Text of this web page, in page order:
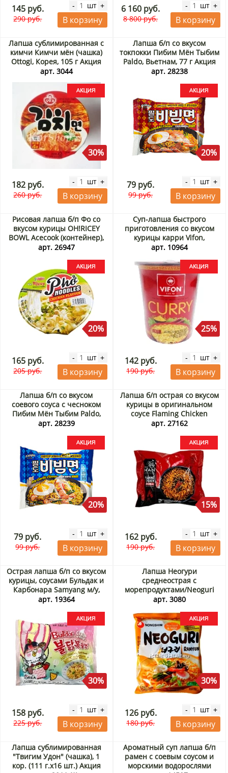
145 руб.
290 руб.
- шт +
В корзину
6 160 руб.
8 800 руб.
- шт +
В корзину
Лапша сублимированная с
кимчи Кимчи мён (чашка)
Ottogi, Корея, 105 г Акция
арт. 3044
30%
182 руб.
260 руб.
- шт +
В корзину
Лапша б/п со вкусом
токпокки Пибим Мён Тыбим
Paldo, Вьетнам, 77 г Акция
арт. 28238
20%
79 руб.
99 руб.
- шт +
В корзину
Рисовая лапша б/п Фо со
вкусом курицы OH!RICEY
BOWL Acecook (контейнер),
Вьетнам, 71 г Акция
арт. 26947
20%
165 руб.
205 руб.
- шт +
В корзину
Суп-лапша быстрого
приготовления со вкусом
курицы карри Vifon,
Вьетнам, 60 г Акция
арт. 10964
25%
142 руб.
190 руб.
- шт +
В корзину
Лапша б/п со вкусом
соевого соуса с чесноком
Пибим Мён Тыбим Paldo,
Вьетнам, 76 г Акция
арт. 28239
20%
79 руб.
99 руб.
- шт +
В корзину
Лапша б/п острая со вкусом
курицы в оригинальном
соусе Flaming Chicken
Original The Han Kitchen,
арт. 27162
15%
162 руб.
190 руб.
- шт +
В корзину
Острая лапша б/п со вкусом
курицы, соусами Бульдак и
Карбонара Samyang м/у,
Корея, 140 г Акция
арт. 19364
30%
158 руб.
225 руб.
- шт +
В корзину
Лапша Неогури
среднеострая с
морепродуктами/Neoguri
Seafood Mild (в пачке)
Акция
арт. 3080
30%
126 руб.
180 руб.
- шт +
В корзину
Лапша сублимированная
"Твигим Удон" (чашка), 1
кор. (111 г.х16 шт.) Акция
Ароматный суп лапша б/п
рамен с соевым соусом и
морскими водорослями